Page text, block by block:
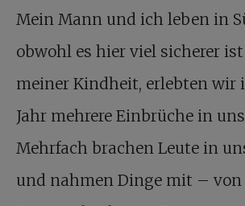
Mein Mann und ich leben in
obwohl es hier viel sicherer
meiner Kindheit, erlebten wir
Jahr mehrere Einbrüche in
Mehrfach brachen Leute in
und nahmen Dinge mit – von